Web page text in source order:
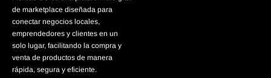
de marketplace diseñada para
conectar negocios locales,
emprendedores y clientes en un
solo lugar, facilitando la compra y
venta de productos de manera
rápida, segura y eficiente.